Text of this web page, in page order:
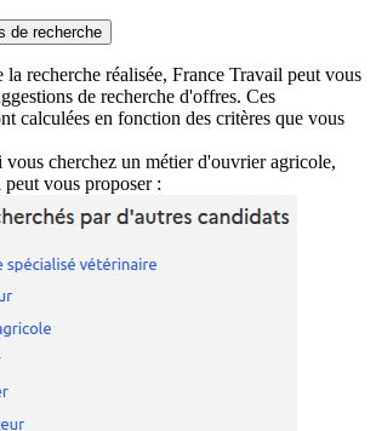
de recherche
recherche réalisée, France Travail peut vous
de recherche d'offres. Ces
calculées en fonction des critères que vous
vous cherchez un métier d'ouvrier agricole,
vous proposer :